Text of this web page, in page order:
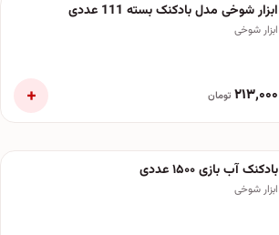
ابزار شوخی مدل بادکنک بسته 111 عددی
ابزار شوخی
۲۱۳٬۰۰۰ تومان +
بادکنک آب بازی ۱۵۰۰ عددی
ابزار شوخی